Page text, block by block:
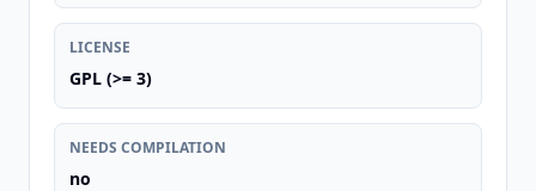
LICENSE
GPL (>= 3)
NEEDS COMPILATION
no